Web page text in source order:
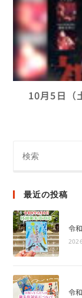
10月5日（
最近の投稿
令
令